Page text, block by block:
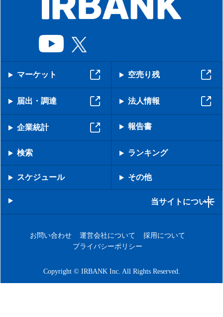
マーケット 空売り残
届出・調達 法人情報
企業統計 報告書
検索 ランキング
スケジュール その他
当サイトについて
お問い合わせ 運営会社について
採用について
プライバシーポリシー
Copyright © IRBANK Inc. All Rights Reserved.